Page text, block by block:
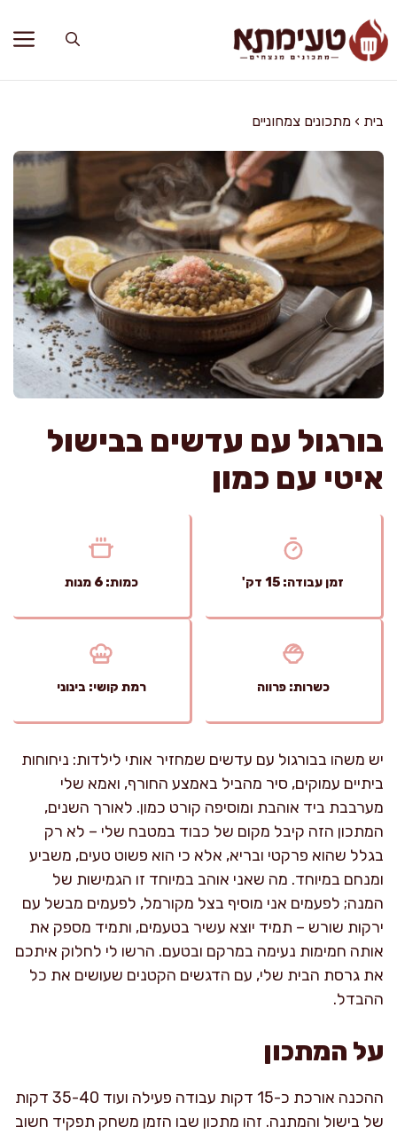
לתוכן
בית › מתכונים צמחוניים
בורגול עם עדשים בבישול
איטי עם כמון
זמן עבודה: 15 דק' כמות: 6 מנות
כשרות: פרווה רמת קושי: בינוני
יש משהו בבורגול עם עדשים שמחזיר אותי לילדות: ניחוחות
ביתיים עמוקים, סיר מהביל באמצע החורף, ואמא שלי
מערבבת ביד אוהבת ומוסיפה קורט כמון. לאורך השנים,
המתכון הזה קיבל מקום של כבוד במטבח שלי – לא רק
בגלל שהוא פרקטי ובריא, אלא כי הוא פשוט טעים, משביע
ומנחם במיוחד. מה שאני אוהב במיוחד זו הגמישות של
המנה; לפעמים אני מוסיף בצל מקורמל, לפעמים מבשל עם
ירקות שורש – תמיד יוצא עשיר בטעמים, ותמיד מספק את
אותה חמימות נעימה במרקם ובטעם. הרשו לי לחלוק איתכם
את גרסת הבית שלי, עם הדגשים הקטנים שעושים את כל
ההבדל.
על המתכון
ההכנה אורכת כ-15 דקות עבודה פעילה ועוד 35-40 דקות
של בישול והמתנה. זהו מתכון שבו הזמן משחק תפקיד חשוב